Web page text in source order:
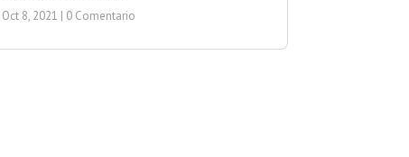
Oct 8, 2021 | 0 Comentario